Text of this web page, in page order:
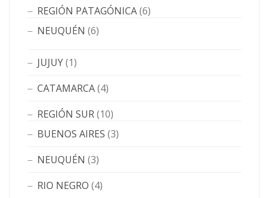
REGIÓN PATAGÓNICA(6)
NEUQUÉN (6)
JUJUY(1)
CATAMARCA(4)
REGIÓN SUR(10)
BUENOS AIRES (3)
NEUQUÉN (3)
RIO NEGRO (4)